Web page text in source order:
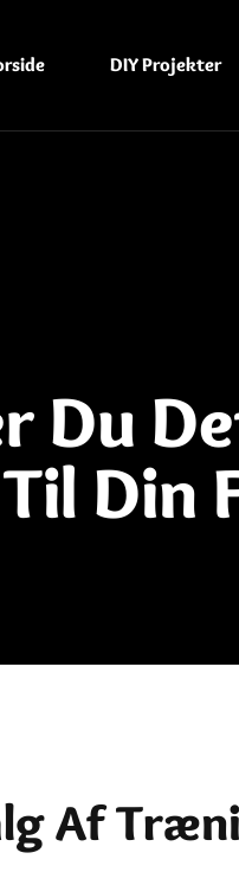
DIY Projekter
Du
Din
Af